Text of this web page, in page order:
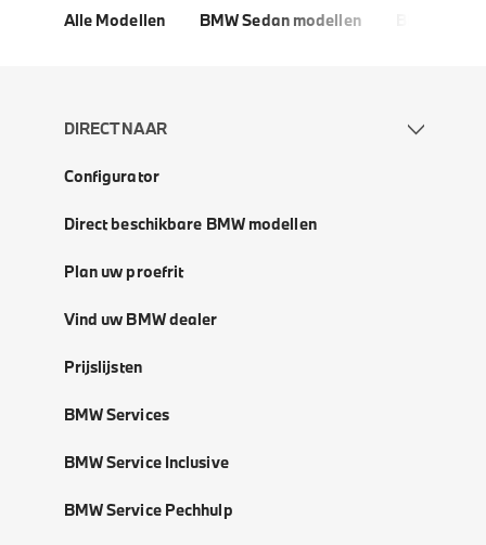
Alle Modellen BMW Sedan modellen
DIRECT NAAR
Configurator
Direct beschikbare BMW modellen
Plan uw proefrit
Vind uw BMW dealer
Prijslijsten
BMW Services
BMW Service Inclusive
BMW Service Pechhulp